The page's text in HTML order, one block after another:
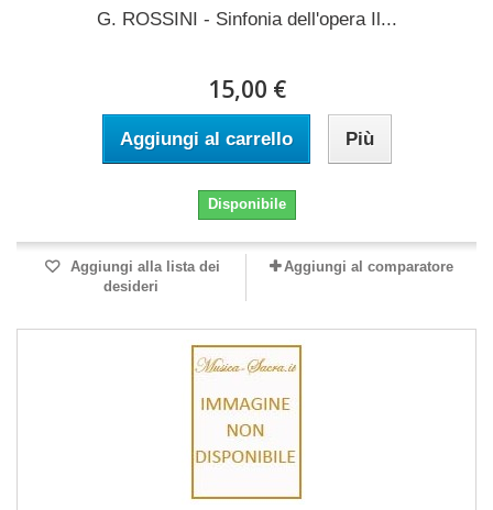
G. ROSSINI - Sinfonia dell'opera Il...
15,00 €
Aggiungi al carrello Più
Disponibile
Aggiungi alla lista dei
desideri
Aggiungi al comparatore